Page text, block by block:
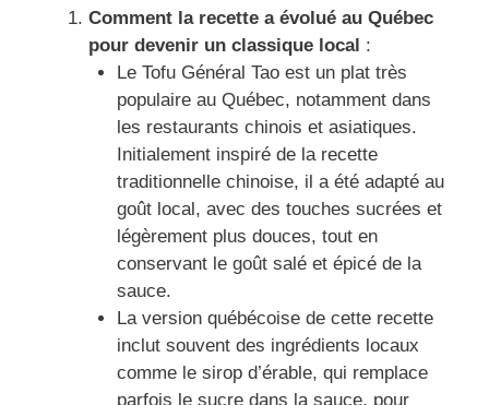
Comment la recette a évolué au Québec
pour devenir un classique local :
Le Tofu Général Tao est un plat très
populaire au Québec, notamment dans
les restaurants chinois et asiatiques.
Initialement inspiré de la recette
traditionnelle chinoise, il a été adapté au
goût local, avec des touches sucrées et
légèrement plus douces, tout en
conservant le goût salé et épicé de la
sauce.
La version québécoise de cette recette
inclut souvent des ingrédients locaux
comme le sirop d’érable, qui remplace
parfois le sucre dans la sauce, pour